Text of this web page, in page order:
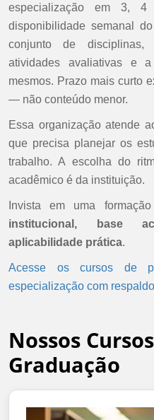
especialização em 3,
disponibilidade semanal
conjunto de
atividades avaliativas e
mesmos. Prazo mais curto
— não conteúdo menor.
Essa organização atende
que precisa planejar os
trabalho. A escolha do
acadêmico é da instituição.
Invista em uma
institucional, base
aplicabilidade prática.
Acesse os cursos de
especialização com
Nossos
Graduação